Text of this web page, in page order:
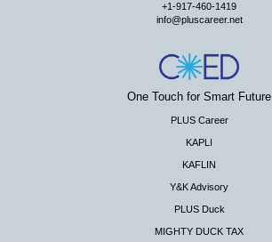
+1-917-460-1419
info@pluscareer.net
One Touch for Smart Future
PLUS Career
KAPLI
KAFLIN
Y&K Advisory
PLUS Duck
MIGHTY DUCK TAX